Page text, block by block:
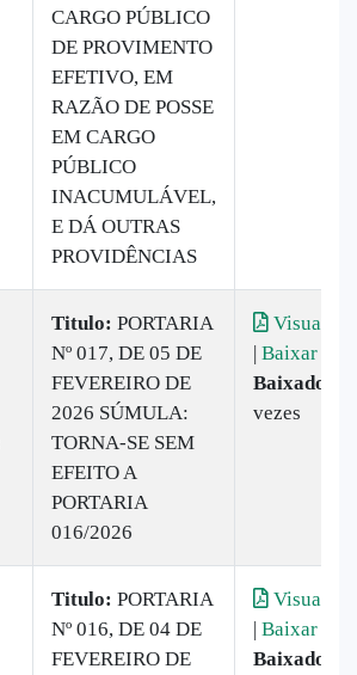
CARGO PÚBLICO
DE PROVIMENTO
EFETIVO, EM
RAZÃO DE POSSE
EM CARGO
PÚBLICO
INACUMULÁVEL,
E DÁ OUTRAS
PROVIDÊNCIAS
Titulo: PORTARIA
Nº 017, DE 05 DE
FEVEREIRO DE
2026 SÚMULA:
TORNA-SE SEM
EFEITO A
PORTARIA
016/2026
| Baixar
Baixado:
vezes
Titulo: PORTARIA
Nº 016, DE 04 DE
FEVEREIRO DE
| Baixar
Baixado: